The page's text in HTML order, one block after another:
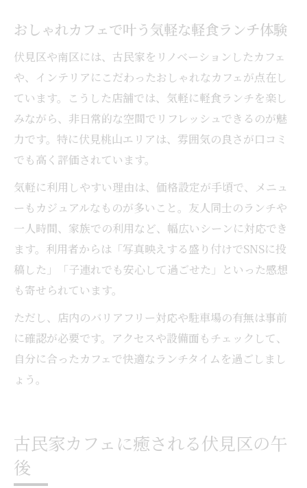
おしゃれカフェで叶う気軽な軽食ランチ体験
伏見区や南区には、古民家をリノベーションしたカフェ
や、インテリアにこだわったおしゃれなカフェが点在し
ています。こうした店舗では、気軽に軽食ランチを楽し
みながら、非日常的な空間でリフレッシュできるのが魅
力です。特に伏見桃山エリアは、雰囲気の良さが口コミ
でも高く評価されています。
気軽に利用しやすい理由は、価格設定が手頃で、メニュ
ーもカジュアルなものが多いこと。友人同士のランチや
一人時間、家族での利用など、幅広いシーンに対応でき
ます。利用者からは「写真映えする盛り付けでSNSに投
稿した」「子連れでも安心して過ごせた」といった感想
も寄せられています。
ただし、店内のバリアフリー対応や駐車場の有無は事前
に確認が必要です。アクセスや設備面もチェックして、
自分に合ったカフェで快適なランチタイムを過ごしまし
ょう。
古民家カフェに癒される伏見区の午
後